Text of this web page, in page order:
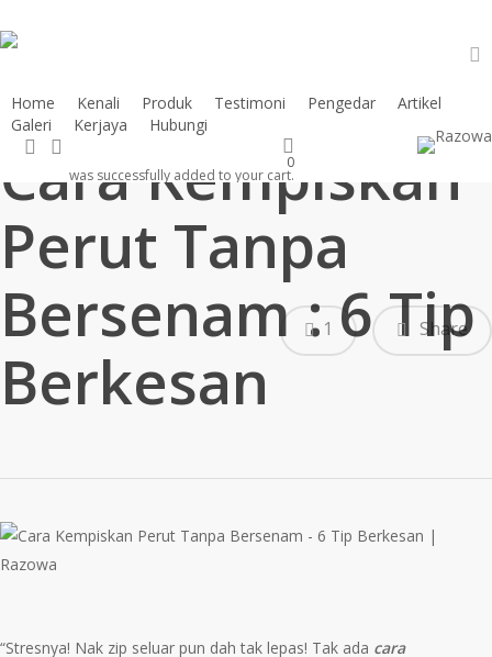
to
content
Home Kenali Produk Testimoni Pengedar
Artikel
Galeri
Kerjaya Hubungi
search
0
was successfully added to your cart.
Cara Kempiskan
Perut Tanpa
Bersenam : 6 Tip
Berkesan
Share
1
“Stresnya! Nak zip seluar pun dah tak lepas! Tak ada cara